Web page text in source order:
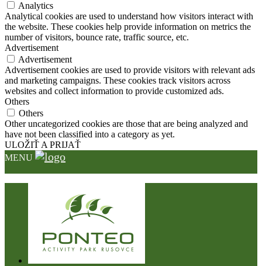
Analytics
Analytical cookies are used to understand how visitors interact with
the website. These cookies help provide information on metrics the
number of visitors, bounce rate, traffic source, etc.
Advertisement
Advertisement
Advertisement cookies are used to provide visitors with relevant ads
and marketing campaigns. These cookies track visitors across
websites and collect information to provide customized ads.
Others
Others
Other uncategorized cookies are those that are being analyzed and
have not been classified into a category as yet.
ULOŽIŤ A PRIJAŤ
MENU